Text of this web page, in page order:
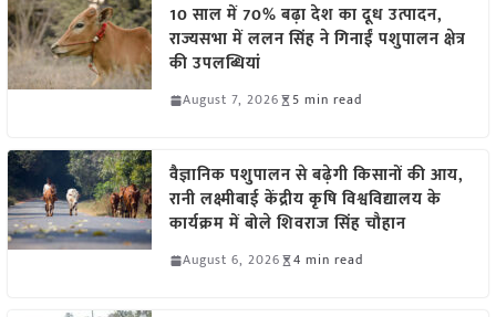
10 साल में 70% बढ़ा देश का दूध उत्पादन,
राज्यसभा में ललन सिंह ने गिनाईं पशुपालन क्षेत्र
की उपलब्धियां
August 7, 2026 5 min read
वैज्ञानिक पशुपालन से बढ़ेगी किसानों की आय,
रानी लक्ष्मीबाई केंद्रीय कृषि विश्वविद्यालय के
कार्यक्रम में बोले शिवराज सिंह चौहान
August 6, 2026 4 min read